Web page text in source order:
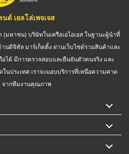
ด์ เยลโล่เพจเจส
(มหาชน) บริษัทในเครือเอไอเอส ในฐานะผู้นำที่
ดิจิทัล มาร์เก็ตติ้ง ผ่านเว็บไซต์รวมสินค้าและ
อได้ มีการตรวจสอบและยืนยันตัวตนจริง และ
นประเทศ เราจะมอบบริการที่เหนือความคาด
จากทีมงานคุณภาพ